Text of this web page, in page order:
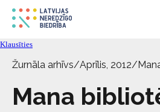
Aktualitātes
Pakalpojumi
Par biedrību
Klausīties
Žurnāla arhīvs/Aprīlis, 2012/
Mana